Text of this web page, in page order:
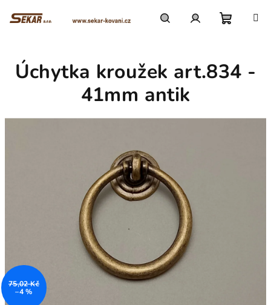
košík
Úchytka kroužek art.834 -
41mm antik
75,02 Kč
–4 %